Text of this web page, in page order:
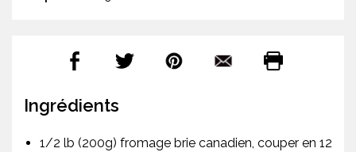
Ingrédients
1/2 lb (200g) fromage brie canadien, couper en 12